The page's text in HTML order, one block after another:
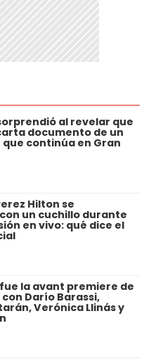
al revelar que
documento de un
continúa en Gran
Hilton se
un cuchillo durante
en vivo: qué dice el
la avant premiere de
Darío Barassi,
Verónica Llinás y